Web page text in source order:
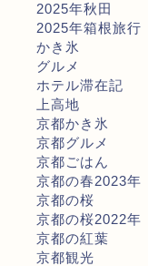
2025年秋田
2025年箱根旅行
かき氷
グルメ
ホテル滞在記
上高地
京都かき氷
京都グルメ
京都ごはん
京都の春2023年
京都の桜
京都の桜2022年
京都の紅葉
京都観光